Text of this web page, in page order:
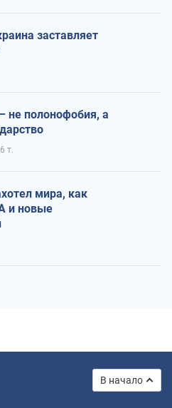
заставляет
не полонофобия, а
т.
мира, как
и новые
В начало